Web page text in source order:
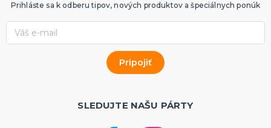
Prihláste sa k odberu tipov, nových produktov a špeciálnych ponúk
SLEDUJTE NAŠU PÁRTY